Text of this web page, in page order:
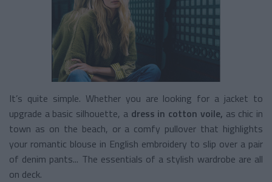
It’s quite simple. Whether you are looking for a jacket to
upgrade a basic silhouette, a dress in cotton voile, as chic in
town as on the beach, or a comfy pullover that highlights
your romantic blouse in English embroidery to slip over a pair
of denim pants... The essentials of a stylish wardrobe are all
on deck.